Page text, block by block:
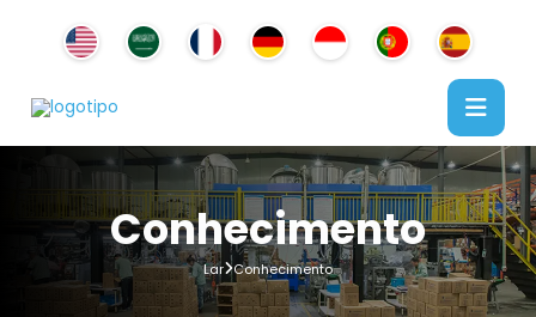
Conhecimento
Lar Conhecimento